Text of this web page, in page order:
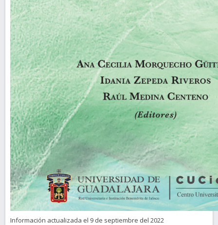
Información actualizada el 9 de septiembre del 2022